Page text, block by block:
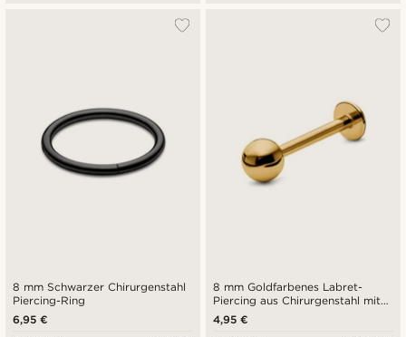
8 mm Schwarzer Chirurgenstahl
Piercing-Ring
6,95 €
8 mm Goldfarbenes Labret-
Piercing aus Chirurgenstahl mit
Kugelspitze
4,95 €